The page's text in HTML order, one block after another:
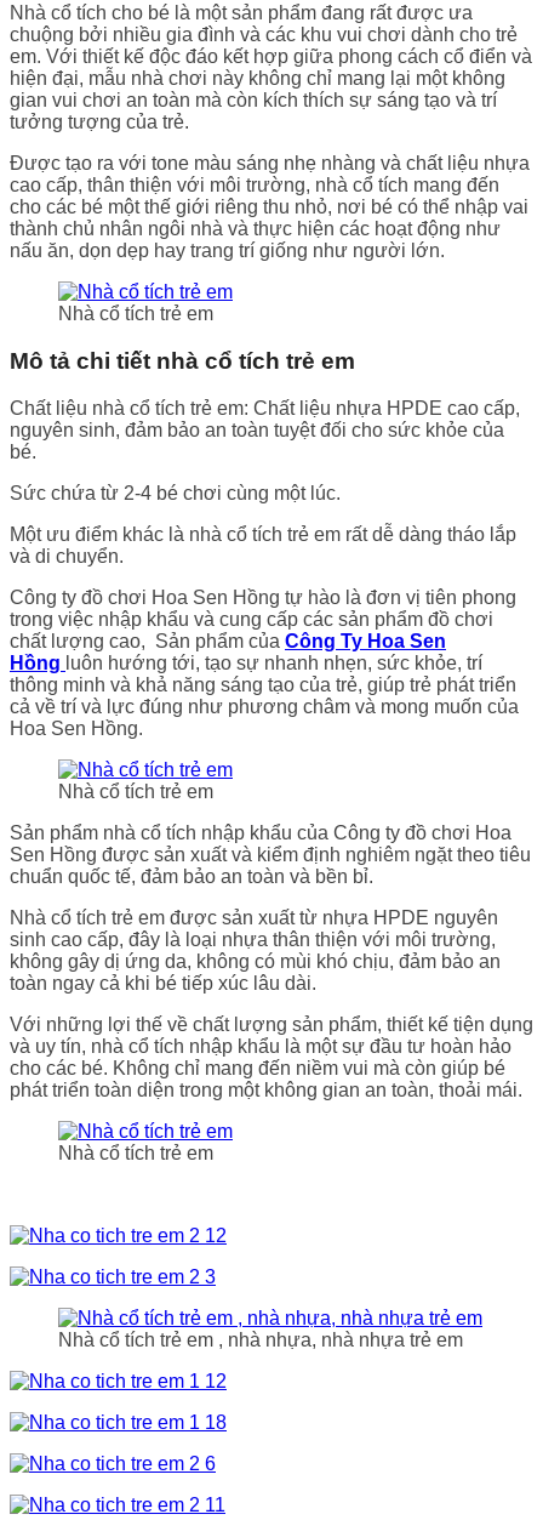
Nhà cổ tích cho bé là một sản phẩm đang rất được ưa
chuộng bởi nhiều gia đình và các khu vui chơi dành cho trẻ
em. Với thiết kế độc đáo kết hợp giữa phong cách cổ điển và
hiện đại, mẫu nhà chơi này không chỉ mang lại một không
gian vui chơi an toàn mà còn kích thích sự sáng tạo và trí
tưởng tượng của trẻ.
Được tạo ra với tone màu sáng nhẹ nhàng và chất liệu nhựa
cao cấp, thân thiện với môi trường, nhà cổ tích mang đến
cho các bé một thế giới riêng thu nhỏ, nơi bé có thể nhập vai
thành chủ nhân ngôi nhà và thực hiện các hoạt động như
nấu ăn, dọn dẹp hay trang trí giống như người lớn.
Nhà cổ tích trẻ em
Mô tả chi tiết nhà cổ tích trẻ em
Chất liệu nhà cổ tích trẻ em: Chất liệu nhựa HPDE cao cấp,
nguyên sinh, đảm bảo an toàn tuyệt đối cho sức khỏe của
bé.
Sức chứa từ 2-4 bé chơi cùng một lúc.
Một ưu điểm khác là nhà cổ tích trẻ em rất dễ dàng tháo lắp
và di chuyển.
Công ty đồ chơi Hoa Sen Hồng tự hào là đơn vị tiên phong
trong việc nhập khẩu và cung cấp các sản phẩm đồ chơi
chất lượng cao, Sản phẩm của Công Ty Hoa Sen
Hồng luôn hướng tới, tạo sự nhanh nhẹn, sức khỏe, trí
thông minh và khả năng sáng tạo của trẻ, giúp trẻ phát triển
cả về trí và lực đúng như phương châm và mong muốn của
Hoa Sen Hồng.
Nhà cổ tích trẻ em
Sản phẩm nhà cổ tích nhập khẩu của Công ty đồ chơi Hoa
Sen Hồng được sản xuất và kiểm định nghiêm ngặt theo tiêu
chuẩn quốc tế, đảm bảo an toàn và bền bỉ.
Nhà cổ tích trẻ em được sản xuất từ nhựa HPDE nguyên
sinh cao cấp, đây là loại nhựa thân thiện với môi trường,
không gây dị ứng da, không có mùi khó chịu, đảm bảo an
toàn ngay cả khi bé tiếp xúc lâu dài.
Với những lợi thế về chất lượng sản phẩm, thiết kế tiện dụng
và uy tín, nhà cổ tích nhập khẩu là một sự đầu tư hoàn hảo
cho các bé. Không chỉ mang đến niềm vui mà còn giúp bé
phát triển toàn diện trong một không gian an toàn, thoải mái.
Nhà cổ tích trẻ em
Nhà cổ tích trẻ em , nhà nhựa, nhà nhựa trẻ em